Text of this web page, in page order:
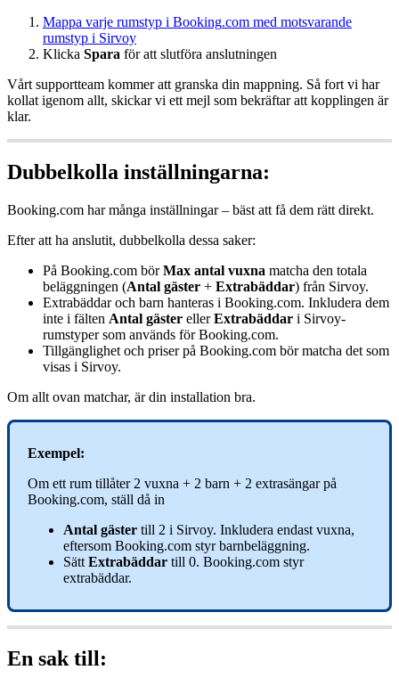
Mappa varje rumstyp i Booking.com med motsvarande
rumstyp i Sirvoy
Klicka Spara för att slutföra anslutningen
Vårt supportteam kommer att granska din mappning. Så fort vi har
kollat igenom allt, skickar vi ett mejl som bekräftar att kopplingen är
klar.
Dubbelkolla inställningarna:
Booking.com har många inställningar – bäst att få dem rätt direkt.
Efter att ha anslutit, dubbelkolla dessa saker:
På Booking.com bör Max antal vuxna matcha den totala
beläggningen (Antal gäster + Extrabäddar) från Sirvoy.
Extrabäddar och barn hanteras i Booking.com. Inkludera dem
inte i fälten Antal gäster eller Extrabäddar i Sirvoy-
rumstyper som används för Booking.com.
Tillgänglighet och priser på Booking.com bör matcha det som
visas i Sirvoy.
Om allt ovan matchar, är din installation bra.
Exempel:
Om ett rum tillåter 2 vuxna + 2 barn + 2 extrasängar på
Booking.com, ställ då in
Antal gäster till 2 i Sirvoy. Inkludera endast vuxna,
eftersom Booking.com styr barnbeläggning.
Sätt Extrabäddar till 0. Booking.com styr
extrabäddar.
En sak till: